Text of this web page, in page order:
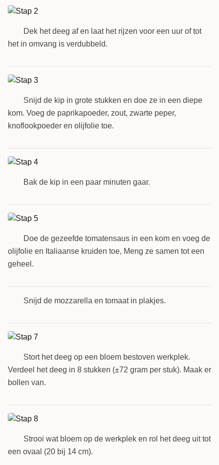
Dek het deeg af en laat het rijzen voor een uur of tot
het in omvang is verdubbeld.
Snijd de kip in grote stukken en doe ze in een diepe
kom. Voeg de paprikapoeder, zout, zwarte peper,
knoflookpoeder en olijfolie toe.
Bak de kip in een paar minuten gaar.
Doe de gezeefde tomatensaus in een kom en voeg de
olijfolie en Italiaanse kruiden toe, Meng ze samen tot een
geheel.
Snijd de mozzarella en tomaat in plakjes.
Stort het deeg op een bloem bestoven werkplek.
Verdeel het deeg in 8 stukken (±72 gram per stuk). Maak er
bollen van.
Strooi wat bloem op de werkplek en rol het deeg uit tot
een ovaal (20 bij 14 cm).